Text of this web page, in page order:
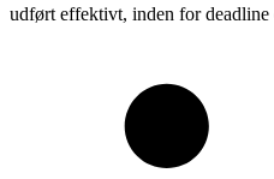
udført effektivt, inden for deadline